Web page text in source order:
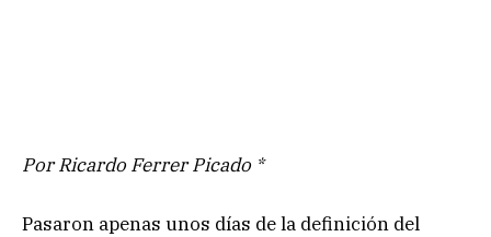
Por Ricardo Ferrer Picado *
Pasaron apenas unos días de la definición del